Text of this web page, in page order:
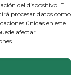
del dispositivo. El
procesar datos como
únicas en este
afectar